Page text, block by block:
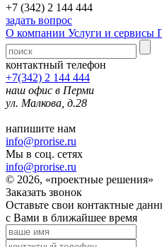
+7 (342) 2 144 444
задать вопрос
О компании Услуги и сервисы
контактный телефон
+7(342) 2 144 444
наш офис в Перми
ул. Малкова, д.28
напишите нам
info@prorise.ru
Мы в соц. сетях
info@prorise.ru
© 2026, «проектные решения»
Заказать звонок
Оставьте свои контактные
с Вами в ближайшее время